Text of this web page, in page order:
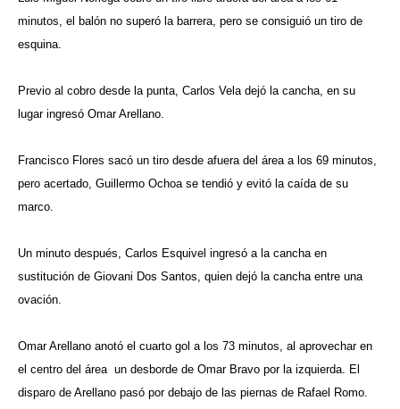
minutos, el balón no superó la barrera, pero se consiguió un tiro de
esquina.
Previo al cobro desde la punta, Carlos Vela dejó la cancha, en su
lugar ingresó Omar Arellano.
Francisco Flores sacó un tiro desde afuera del área a los 69 minutos,
pero acertado, Guillermo Ochoa se tendió y evitó la caída de su
marco.
Un minuto después, Carlos Esquivel ingresó a la cancha en
sustitución de Giovani Dos Santos, quien dejó la cancha entre una
ovación.
Omar Arellano anotó el cuarto gol a los 73 minutos, al aprovechar en
el centro del área un desborde de Omar Bravo por la izquierda. El
disparo de Arellano pasó por debajo de las piernas de Rafael Romo.